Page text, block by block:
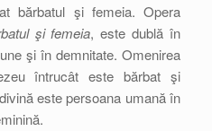
bărbatul şi femeia. Opera
şi femeia, este dublă în
şi în demnitate. Omenirea
întrucât este bărbat şi
este persoana umană în